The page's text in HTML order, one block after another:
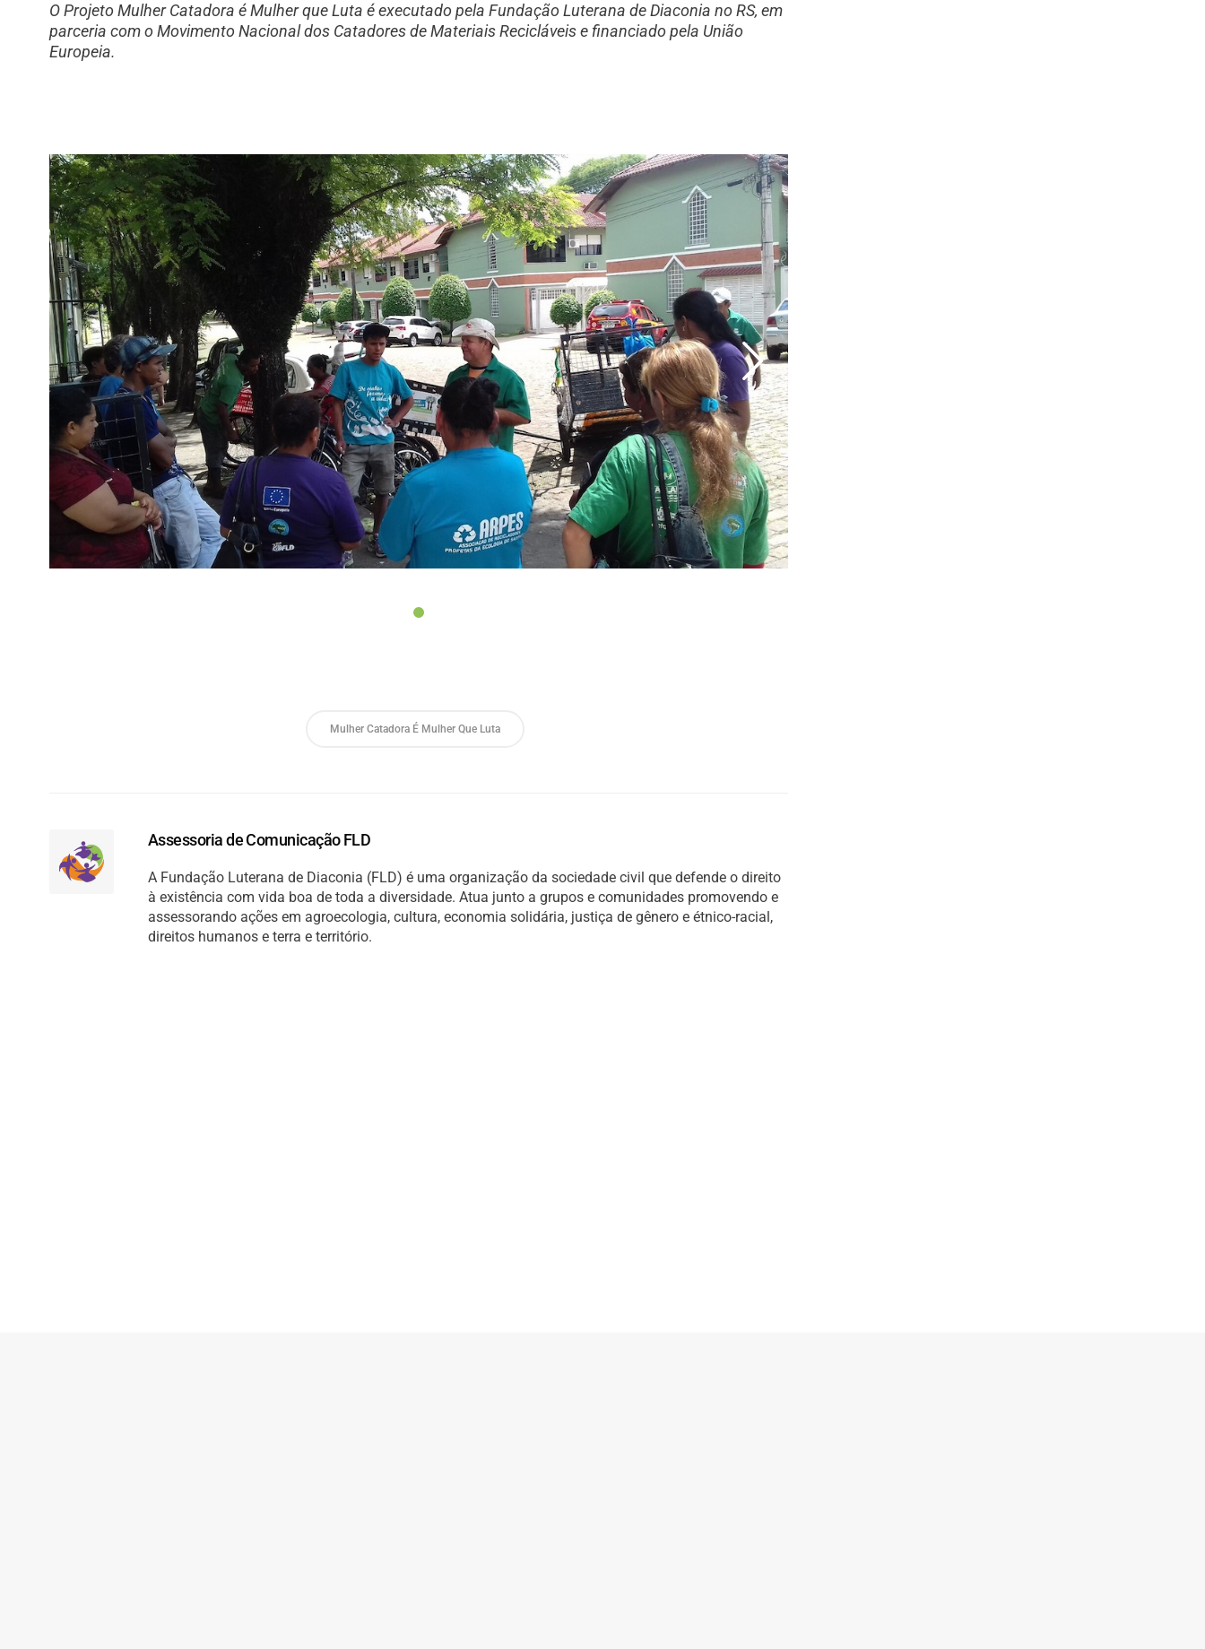
O Projeto Mulher Catadora é Mulher que Luta é executado pela Fundação Luterana de Diaconia no RS, em
parceria com o Movimento Nacional dos Catadores de Materiais Recicláveis e financiado pela União
Europeia.
Mulher Catadora É Mulher Que Luta
Assessoria de Comunicação FLD
A Fundação Luterana de Diaconia (FLD) é uma organização da sociedade civil que defende o direito
à existência com vida boa de toda a diversidade. Atua junto a grupos e comunidades promovendo e
assessorando ações em agroecologia, cultura, economia solidária, justiça de gênero e étnico-racial,
direitos humanos e terra e território.